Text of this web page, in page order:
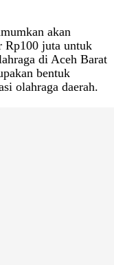
akan
Rp100 juta untuk
di Aceh Barat
bentuk
olahraga daerah.